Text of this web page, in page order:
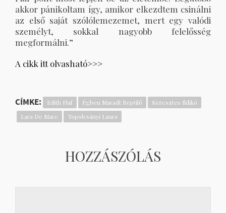
akkor pánikoltam így, amikor elkezdtem csinálni
az első saját szólólemezemet, mert egy valódi
személyt, sokkal nagyobb felelősség
megformálni.”
A cikk itt olvasható>>>
CÍMKE: Edith Piaf Égben Maradt Repülő
Keresztes Ildikó
Lara De Mare
Topolcsányi Laura
HOZZÁSZÓLÁS